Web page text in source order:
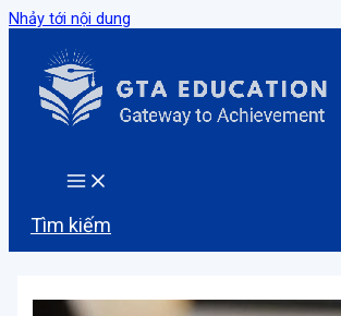
Nhảy tới nội dung
Tìm kiếm